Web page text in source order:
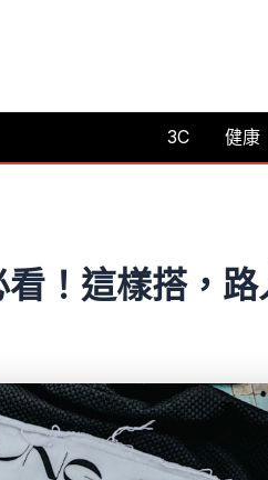
3C 健康
！這樣搭，路